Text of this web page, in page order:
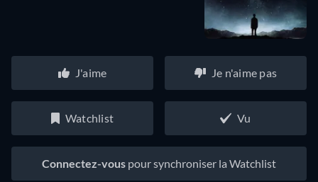
J'aime Je n'aime pas
Watchlist Vu
Connectez-vous pour synchroniser la Watchlist